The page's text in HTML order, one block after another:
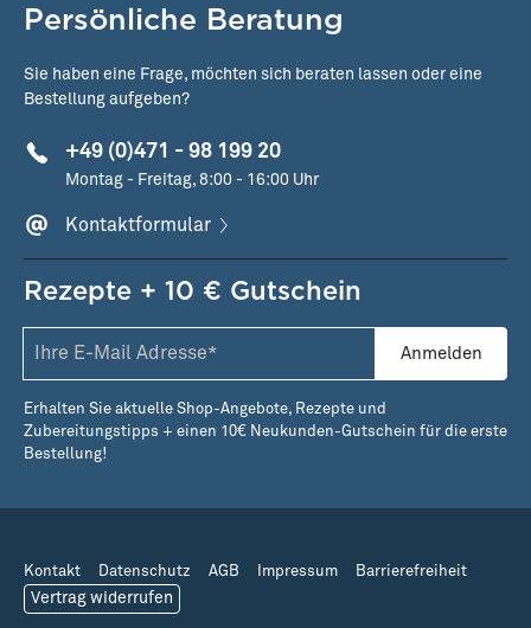
Persönliche Beratung
Sie haben eine Frage, möchten sich beraten lassen oder eine
Bestellung aufgeben?
+49 (0)471 - 98 199 20
Montag - Freitag, 8:00 - 16:00 Uhr
Kontaktformular
Rezepte + 10 € Gutschein
Anmelden
Erhalten Sie aktuelle Shop-Angebote, Rezepte und
Zubereitungstipps + einen 10€ Neukunden-Gutschein für die erste
Bestellung!
Kontakt Datenschutz AGB Impressum Barrierefreiheit
Vertrag widerrufen